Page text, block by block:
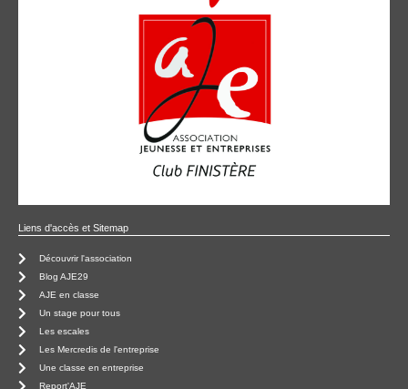
Liens d'accès et Sitemap
Découvrir l'association
Blog AJE29
AJE en classe
Un stage pour tous
Les escales
Les Mercredis de l'entreprise
Une classe en entreprise
Report'AJE